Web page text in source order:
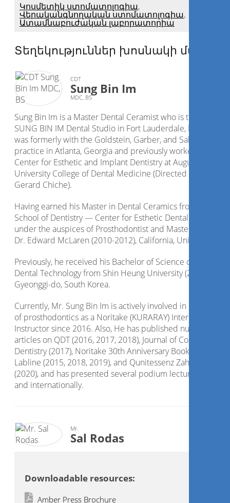
Կոսմետիկ ստոմատոլոգիա,
Վերականգնողական ստոմատոլոգիա,
Ատամնաբուժական լաբորատորիա
Տեղեկություններ խոսնակի մասին
CDT
Sung Bin Im
MDC, BS
Sung Bin Im is a Master Dental Ceramist who is the CEO of
SUNG BIN IM Dental Studio in Fort Lauderdale, Florida. He
was formerly with the Goldstein, Garber, and Salama
practice in Atlanta, Georgia and previously worked with
Center for Esthetic and Implant Dentistry at Augusta
University College of Dental Medicine (Directed by Dr.
Gerard Chiche).
Having earned his Master in Dental Ceramics from UCLA
School of Dentistry — Center for Esthetic Dental Design,
under the auspices of Prosthodontist and Master Ceramist
Dr. Edward McLaren (2010-2012), California, United States.
Previously, he received his Bachelor of Science degree in
Dental Technology from Shin Heung University (2001-2010),
Gyeonggi-do, South Korea.
Currently, Mr. Sung Bin Im is actively involved in many areas
of prosthodontics as a Noritake (KURARAY) International
Instructor since 2016. Also, He has published numerous
articles on QDT (2016, 2017, 2018), Journal of Cosmetic
Dentistry (2017), Noritake 30th Anniversary Book (2018),
Labline (2015, 2018, 2019), and Qunitessenz Zahntechnik
(2020), and has presented several podium lectures
and internationally.
Mr.
Sal Rodas
Downloadable resources:
Amber Press Brochure